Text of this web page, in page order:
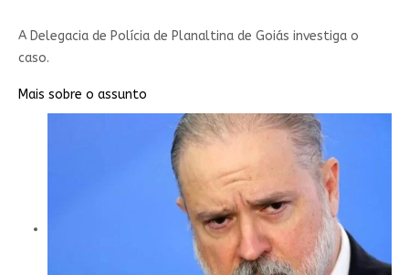
A Delegacia de Polícia de Planaltina de Goiás investiga o
caso.
Mais sobre o assunto